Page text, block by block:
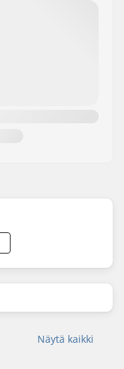
Näytä kaikki